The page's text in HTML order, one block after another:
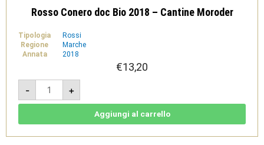
Rosso Conero doc Bio 2018 – Cantine Moroder
Tipologia
Rossi
Regione
Marche
Annata
2018
€13,20
-
Rosso
Conero
doc
Bio
Moroder
+
Aggiungi al carrello